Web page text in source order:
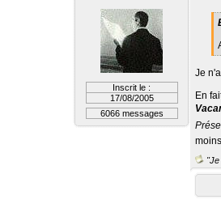
Inscrit le :
17/08/2005
6066 messages
Je
En